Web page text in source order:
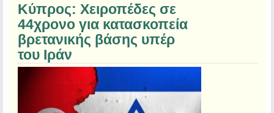
Κύπρος: Χειροπέδες σε
44χρονο για κατασκοπεία
βρετανικής βάσης υπέρ
του Ιράν